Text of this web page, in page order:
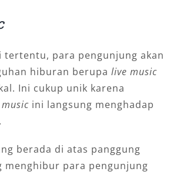
tertentu, para pengunjung akan
hiburan berupa live music
Ini cukup unik karena
ini langsung menghadap
berada di atas panggung
menghibur para pengunjung